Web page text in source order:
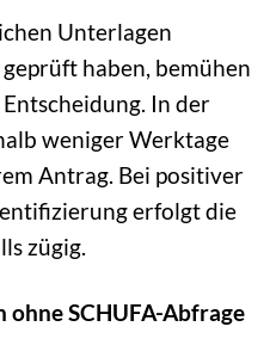
Unterlagen
haben, bemühen
In der
weniger Werktage
Antrag. Bei positiver
erfolgt die
zügig.
ohne SCHUFA-Abfrage